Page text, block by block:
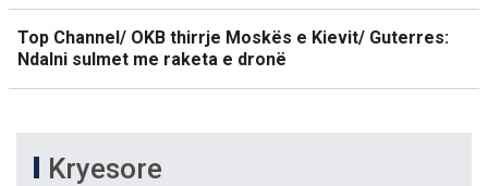
Top Channel/ OKB thirrje Moskës e Kievit/ Guterres:
Ndalni sulmet me raketa e dronë
Kryesore